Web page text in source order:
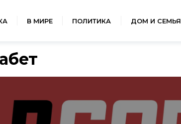
В МИРЕ ПОЛИТИКА ДОМ И СЕМЬЯ